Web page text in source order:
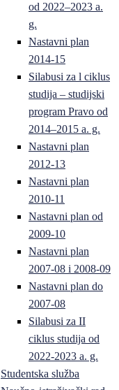
od 2022–2023 a.
g.
Nastavni plan
2014-15
Silabusi za l ciklus
studija – studijski
program Pravo od
2014–2015 a. g.
Nastavni plan
2012-13
Nastavni plan
2010-11
Nastavni plan od
2009-10
Nastavni plan
2007-08 i 2008-09
Nastavni plan do
2007-08
Silabusi za II
ciklus studija od
2022-2023 a. g.
Studentska služba